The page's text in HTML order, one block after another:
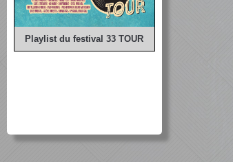
Playlist du festival 33 TOUR